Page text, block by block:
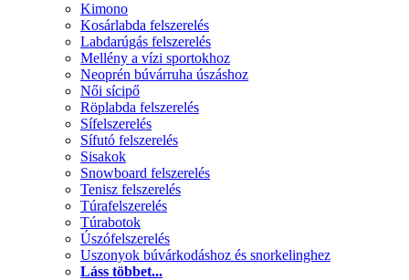
Kimono
Kosárlabda felszerelés
Labdarúgás felszerelés
Mellény a vízi sportokhoz
Neoprén búvárruha úszáshoz
Női sícipő
Röplabda felszerelés
Sífelszerelés
Sífutó felszerelés
Sisakok
Snowboard felszerelés
Tenisz felszerelés
Túrafelszerelés
Túrabotok
Úszófelszerelés
Uszonyok búvárkodáshoz és snorkelinghez
Láss többet...